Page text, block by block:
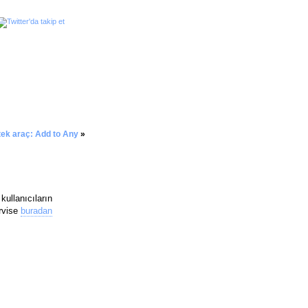
araç: Add to Any »
buradan